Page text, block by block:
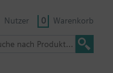
Nutzer 0 Warenkorb